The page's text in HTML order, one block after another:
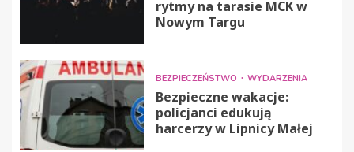
rytmy na tarasie MCK w
Nowym Targu
BEZPIECZEŃSTWO WYDARZENIA
Bezpieczne wakacje:
policjanci edukują
harcerzy w Lipnicy Małej